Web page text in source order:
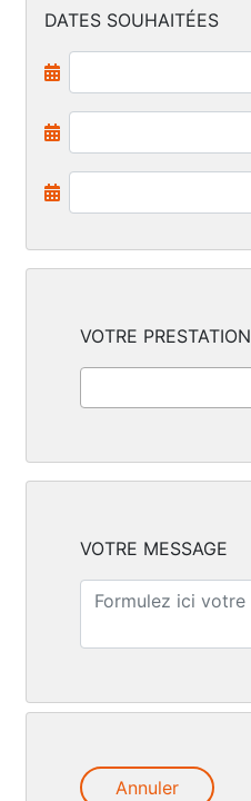
DATES SOUHAITÉES
VOTRE PRESTATION
VOTRE MESSAGE
Annuler